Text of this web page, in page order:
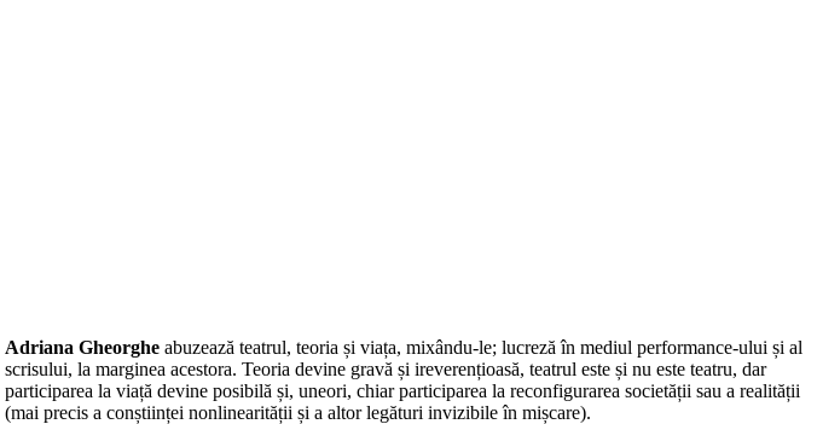
Adriana Gheorghe abuzează teatrul, teoria și viața, mixându-le; lucreză în mediul performance-ului și al
scrisului, la marginea acestora. Teoria devine gravă și ireverențioasă, teatrul este și nu este teatru, dar
participarea la viață devine posibilă și, uneori, chiar participarea la reconfigurarea societății sau a realității
(mai precis a conștiinței nonlinearității și a altor legături invizibile în mișcare).